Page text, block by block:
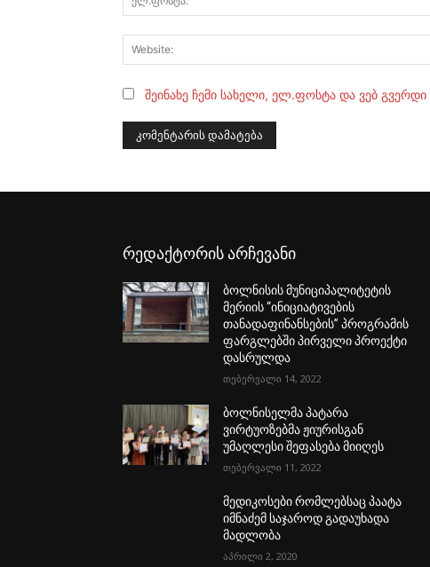
შეინახე ჩემი სახელი, ელ.ფოსტა და ვებ
რედაქტორის არჩევანი
ბოლნისის მუნიციპალიტეტის
მერიის “ინიციატივების
თანადაფინანსების” პროგრამის
ფარგლებში პირველი პროექტი
დასრულდა
თებერვალი 14, 2022
ბოლნისელმა პატარა
ვირტუოზებმა ჟიურისგან
უმაღლესი შეფასება მიიღეს
თებერვალი 11, 2022
მედიკოსები რომლებსაც პაატა
იმნაძემ საჯაროდ გადაუხადა
მადლობა
აპრილი 2, 2020